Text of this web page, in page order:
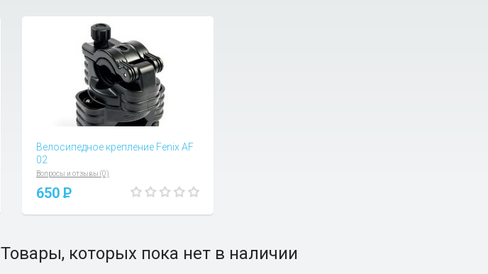
Велосипедное крепление Fenix AF
02
Вопросы и отзывы (0)
650 P
Товары, которых пока нет в наличии